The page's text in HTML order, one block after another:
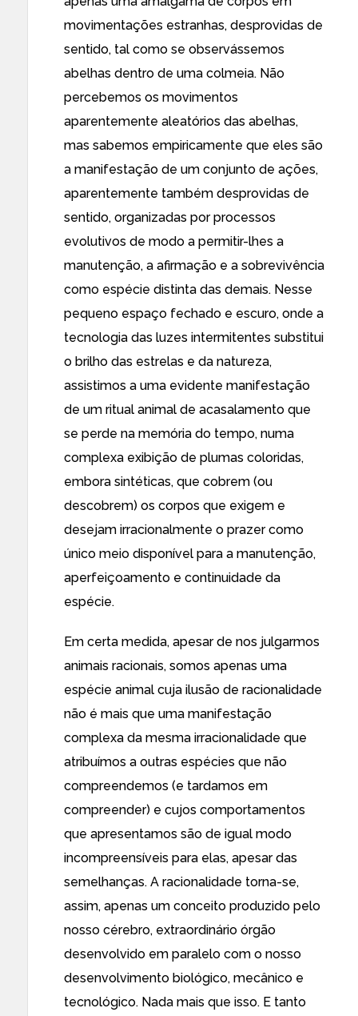
movimentações estranhas, desprovidas de
sentido, tal como se observássemos
abelhas dentro de uma colmeia. Não
percebemos os movimentos
aparentemente aleatórios das abelhas,
mas sabemos empiricamente que eles são
a manifestação de um conjunto de ações,
aparentemente também desprovidas de
sentido, organizadas por processos
evolutivos de modo a permitir-lhes a
manutenção, a afirmação e a sobrevivência
como espécie distinta das demais. Nesse
pequeno espaço fechado e escuro, onde a
tecnologia das luzes intermitentes substitui
o brilho das estrelas e da natureza,
assistimos a uma evidente manifestação
de um ritual animal de acasalamento que
se perde na memória do tempo, numa
complexa exibição de plumas coloridas,
embora sintéticas, que cobrem (ou
descobrem) os corpos que exigem e
desejam irracionalmente o prazer como
único meio disponível para a manutenção,
aperfeiçoamento e continuidade da
espécie.
Em certa medida, apesar de nos julgarmos
animais racionais, somos apenas uma
espécie animal cuja ilusão de racionalidade
não é mais que uma manifestação
complexa da mesma irracionalidade que
atribuímos a outras espécies que não
compreendemos (e tardamos em
compreender) e cujos comportamentos
que apresentamos são de igual modo
incompreensíveis para elas, apesar das
semelhanças. A racionalidade torna-se,
assim, apenas um conceito produzido pelo
nosso cérebro, extraordinário órgão
desenvolvido em paralelo com o nosso
desenvolvimento biológico, mecânico e
tecnológico. Nada mais que isso. E tanto